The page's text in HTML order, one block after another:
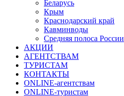
Беларусь
Крым
Краснодарский край
Кавминводы
Средняя полоса России
АКЦИИ
АГЕНТСТВАМ
ТУРИСТАМ
КОНТАКТЫ
ONLINE-агентствам
ONLINE-туристам